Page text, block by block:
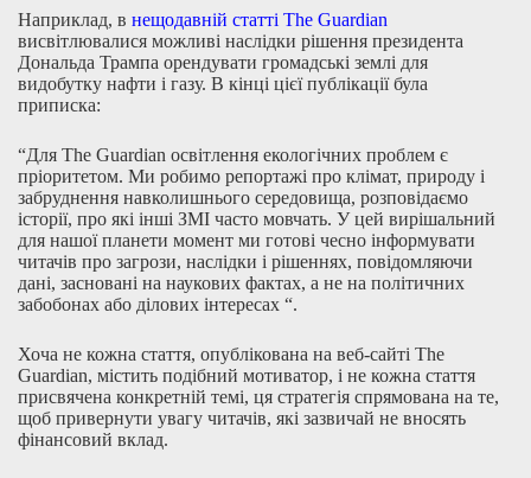
Наприклад, в нещодавній статті The Guardian
висвітлювалися можливі наслідки рішення президента
Дональда Трампа орендувати громадські землі для
видобутку нафти і газу. В кінці цієї публікації була
приписка:
“Для The Guardian освітлення екологічних проблем є
пріоритетом. Ми робимо репортажі про клімат, природу і
забруднення навколишнього середовища, розповідаємо
історії, про які інші ЗМІ часто мовчать. У цей вирішальний
для нашої планети момент ми готові чесно інформувати
читачів про загрози, наслідки і рішеннях, повідомляючи
дані, засновані на наукових фактах, а не на політичних
забобонах або ділових інтересах “.
Хоча не кожна стаття, опублікована на веб-сайті The
Guardian, містить подібний мотиватор, і не кожна стаття
присвячена конкретній темі, ця стратегія спрямована на те,
щоб привернути увагу читачів, які зазвичай не вносять
фінансовий вклад.